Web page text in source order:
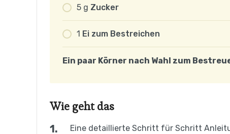
5 g Zucker
1 Ei zum Bestreichen
Ein paar Körner nach Wahl zum
Wie geht das
Eine detaillierte Schritt für Schritt